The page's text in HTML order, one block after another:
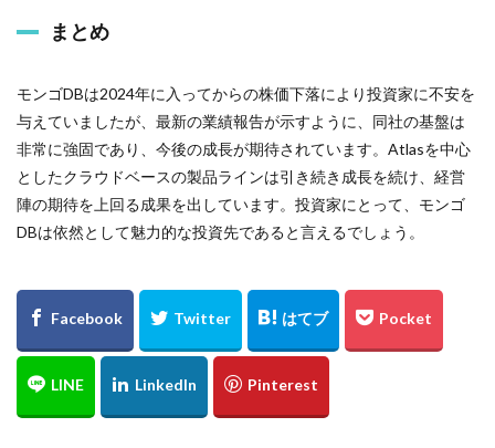
まとめ
モンゴDBは2024年に入ってからの株価下落により投資家に不安を
与えていましたが、最新の業績報告が示すように、同社の基盤は
非常に強固であり、今後の成長が期待されています。Atlasを中心
としたクラウドベースの製品ラインは引き続き成長を続け、経営
陣の期待を上回る成果を出しています。投資家にとって、モンゴ
DBは依然として魅力的な投資先であると言えるでしょう。